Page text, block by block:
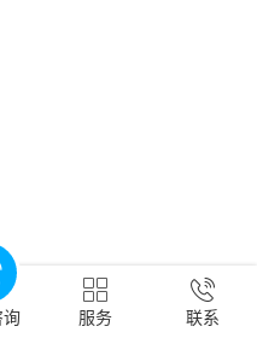
询

服务

联系